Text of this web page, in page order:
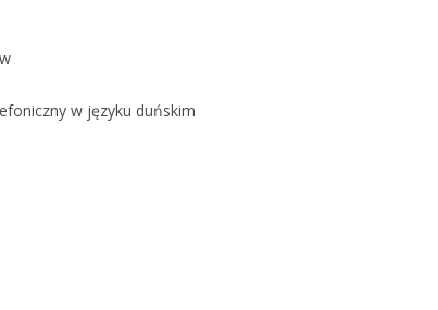
w języku duńskim